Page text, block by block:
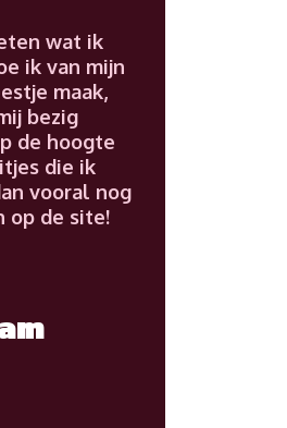
wat ik
ik van mijn
maak,
bezig
de hoogte
die ik
vooral nog
op de site!